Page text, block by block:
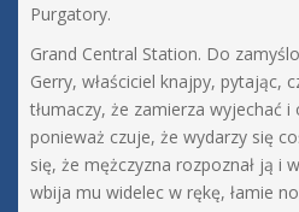
Purgatory.
Grand Central Station. Do
Gerry, właściciel knajpy, pytając,
tłumaczy, że zamierza wyjechać
ponieważ czuje, że wydarzy się
się, że mężczyzna rozpoznał ją i
wbija mu widelec w rękę, łamie